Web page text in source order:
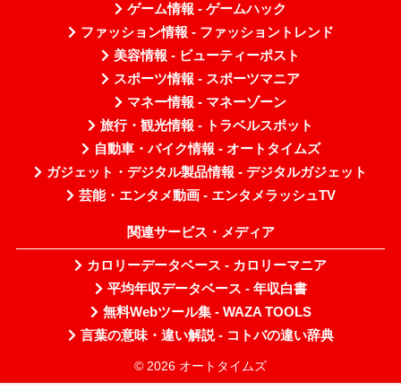
ゲーム情報 - ゲームハック
ファッション情報 - ファッショントレンド
美容情報 - ビューティーポスト
スポーツ情報 - スポーツマニア
マネー情報 - マネーゾーン
旅行・観光情報 - トラベルスポット
自動車・バイク情報 - オートタイムズ
ガジェット・デジタル製品情報 - デジタルガジェット
芸能・エンタメ動画 - エンタメラッシュTV
関連サービス・メディア
カロリーデータベース - カロリーマニア
平均年収データベース - 年収白書
無料Webツール集 - WAZA TOOLS
言葉の意味・違い解説 - コトバの違い辞典
© 2026 オートタイムズ